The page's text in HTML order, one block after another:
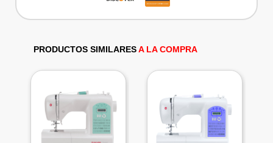
PRODUCTOS SIMILARESA LA COMPRA